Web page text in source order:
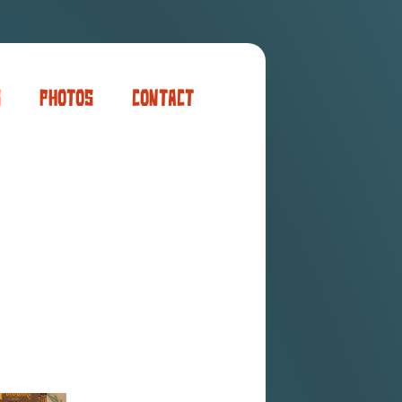
Photos Contact